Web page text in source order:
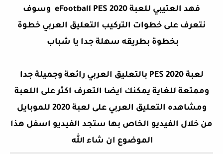
فهد العتيبي للعبة eFootball PES 2020 وسوف
نتعرف على خطوات التركيب التعليق العربي خطوة
بخطوة بطريقه سهلة جدا يا شباب
لعبة PES 2020 بالتعليق العربي رائعة وجميلة جدا
وممتعة للغاية يمكنك ايضا التعرف اكثر على اللعبة
ومشاهده التعليق العربي على لعبة 2020 للموبايل
من خلال الفيديو الخاص بها ستجد الفيديو اسفل هذا
الموضوع ان شاء الله